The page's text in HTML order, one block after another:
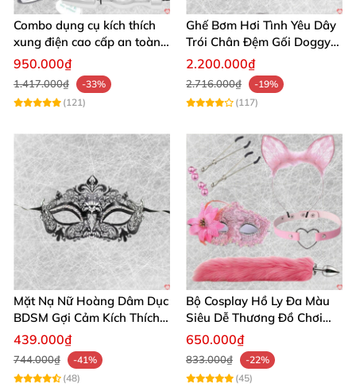
Combo dụng cụ kích thích
xung điện cao cấp an toàn
cho người lớn
950.000₫
1.417.000₫
-33%
(121)
Ghế Bơm Hơi Tình Yêu Dây
Trói Chân Đệm Gối Doggy
Nằm Sấp Kích Thích
2.200.000₫
2.716.000₫
-19%
(117)
Mặt Nạ Nữ Hoàng Dâm Dục
BDSM Gợi Cảm Kích Thích
Đam Mê Cuộc Yêu
439.000₫
744.000₫
-41%
(48)
Bộ Cosplay Hồ Ly Đa Màu
Siêu Dễ Thương Đồ Chơi
BDSM Hot
650.000₫
833.000₫
-22%
(45)